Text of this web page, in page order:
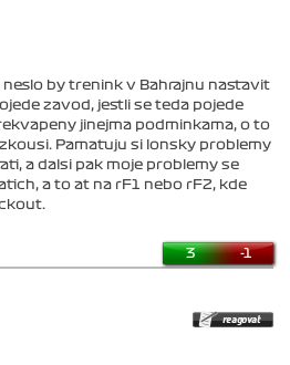
by trenink v Bahrajnu nastavit
zavod, jestli se teda pojede
jinejma podminkama, o to
Pamatuju si lonsky problemy
a dalsi pak moje problemy se
a to at na rF1 nebo rF2, kde
3 -1